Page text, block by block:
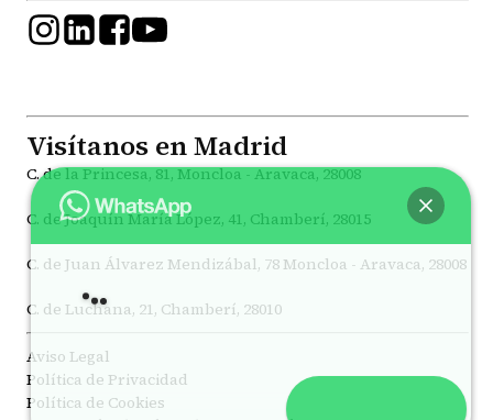
Visítanos en Madrid
C. de la Princesa, 81, Moncloa - Aravaca, 28008
C. de Joaquín María López, 41, Chamberí, 28015
C. de Juan Álvarez Mendizábal, 78 Moncloa - Aravaca, 28008
C. de Luchana, 21, Chamberí, 28010
Aviso Legal
Política de Privacidad
Política de Cookies
Hey, bienvenido a